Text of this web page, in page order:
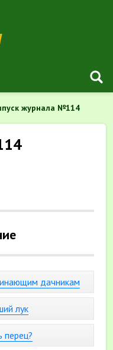
журнала №114
дачникам
лук
перец?